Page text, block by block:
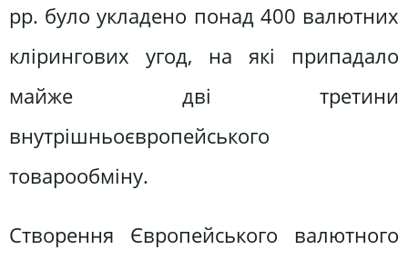
pp. було укладено понад 400 валютних
клірингових угод, на які припадало
майже дві третини
внутрішньоєвропейського
товарообміну.
Створення Європейського валютного